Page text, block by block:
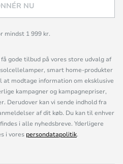
NU
mindst 1 999 kr.
gode tilbud på vores store udvalg af
smart home-produkter
modtage information om eksklusive
kampagner og kampagnepriser,
Derudover kan vi sende indhold fra
af dit køb. Du kan til enhver
i alle nyhedsbreve. Yderligere
i vores persondatapolitik.